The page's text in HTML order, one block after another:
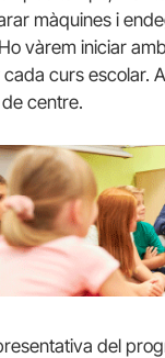
màquines i
vàrem iniciar
curs escolar.
de centre.
del